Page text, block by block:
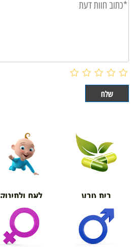
בית טבע לאם ולתינוק